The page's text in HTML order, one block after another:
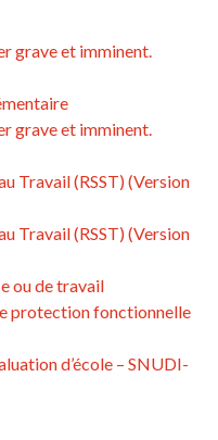
grave et imminent.
grave et imminent.
Travail (RSST) (Version
Travail (RSST) (Version
ou de travail
protection fonctionnelle
d’école – SNUDI-